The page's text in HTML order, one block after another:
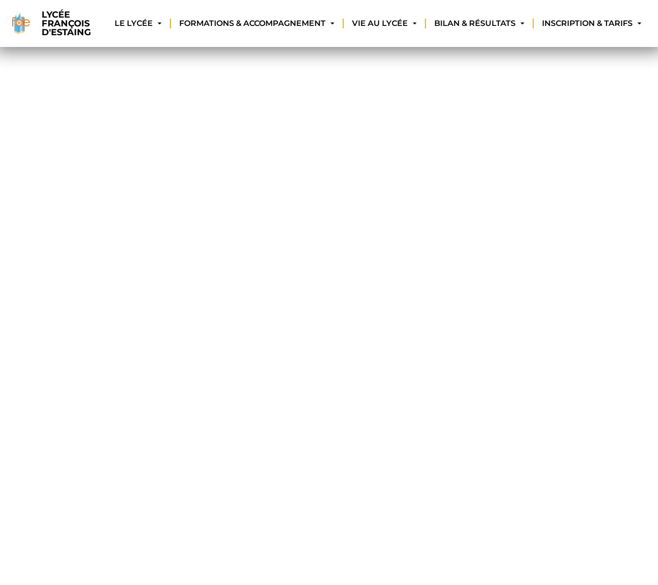
LYCÉE
FRANÇOIS
D'ESTAING
LE LYCÉE FORMATIONS & ACCOMPAGNEMENT VIE AU LYCÉE BILAN & RÉSULTATS INSCRIPTION & TARIFS